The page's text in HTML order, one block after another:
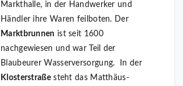
Markthalle, in der Handwerker und
Händler ihre Waren feilboten. Der
Marktbrunnen ist seit 1600
nachgewiesen und war Teil der
Blaubeurer Wasserversorgung. In der
Klosterstraßesteht das Matthäus-